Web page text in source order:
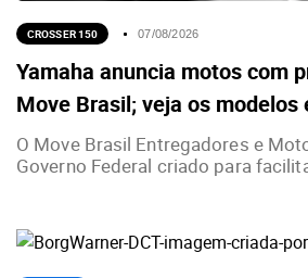
CROSSER 150 07/08/2026
Yamaha anuncia motos com
Move Brasil; veja os modelos
O Move Brasil Entregadores e
Governo Federal criado para